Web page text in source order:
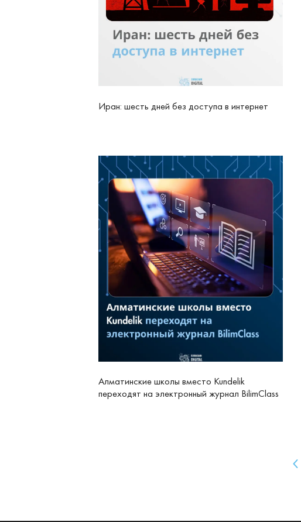
Иран: шесть дней без доступа в интернет
Алматинские школы вместо Kundelik
переходят на электронный журнал BilimClass